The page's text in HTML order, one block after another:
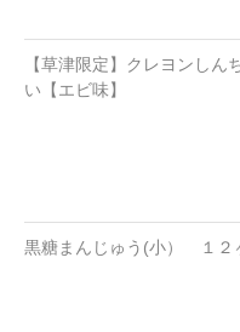
衣類
会社情報
【草津限定】クレヨンしん
い【エビ味】
黒糖まんじゅう(小） １２